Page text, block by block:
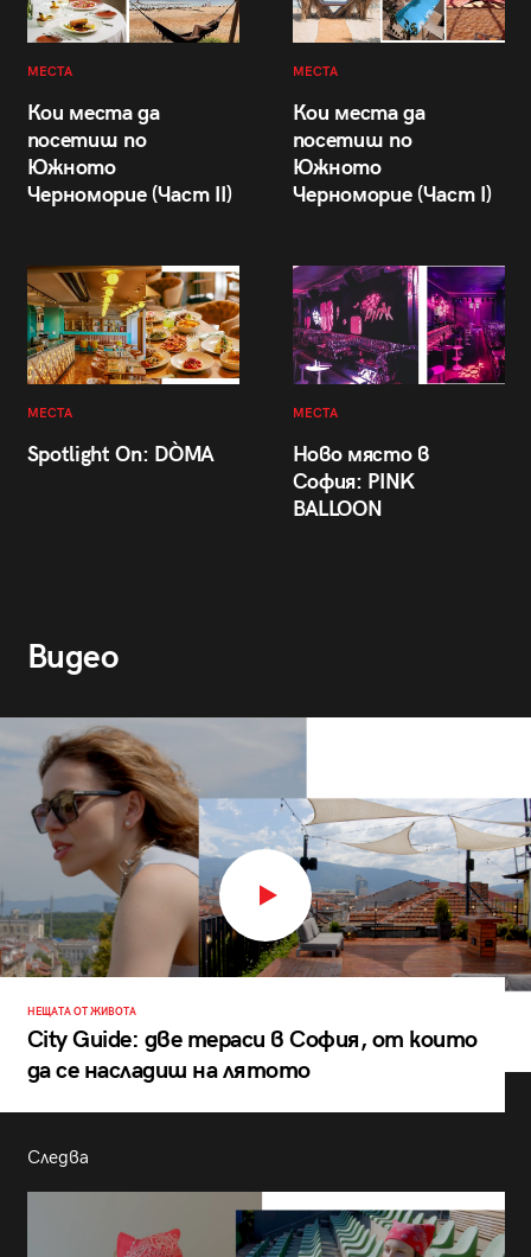
МЕСТА
Кои места да
посетиш по
Южното
Черноморие (Част II)
МЕСТА
Кои места да
посетиш по
Южното
Черноморие (Част I)
МЕСТА
Spotlight On: DÒMA
МЕСТА
Ново място в
София: PINK
BALLOON
Видео
НЕЩАТА ОТ ЖИВОТА
City Guide: две тераси в София, от които
да се насладиш на лятото
Следва